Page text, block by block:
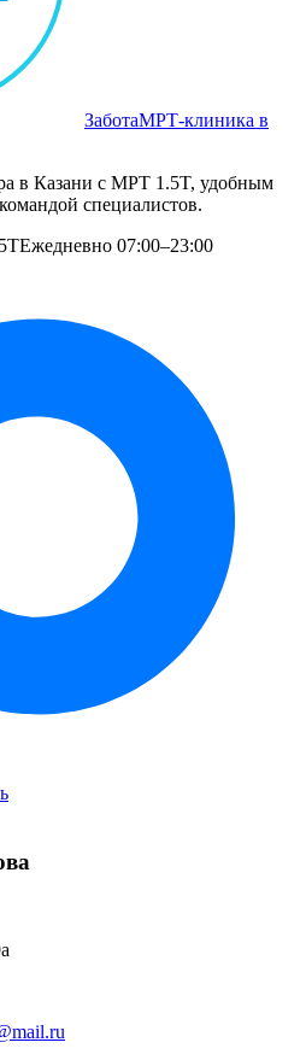
ЗаботаМРТ‑клиника в
в Казани с МРТ 1.5T, удобным
специалистов.
Ежедневно 07:00–23:00